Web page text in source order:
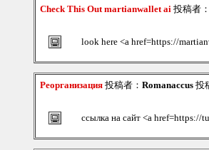
Check This Out martianwallet ai 投稿者：
look here <a href=https://
Реорганизация 投稿者： Romanaccus 投
ссылка на сайт <a href=https://